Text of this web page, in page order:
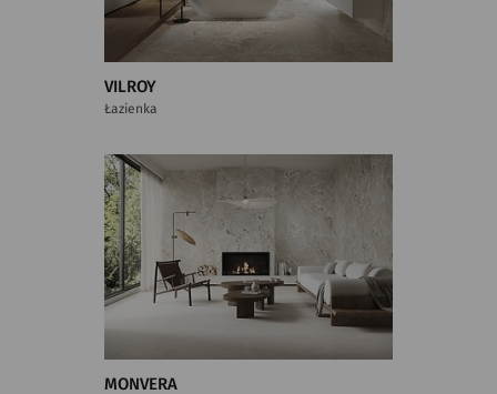
VILROY
Łazienka
MONVERA